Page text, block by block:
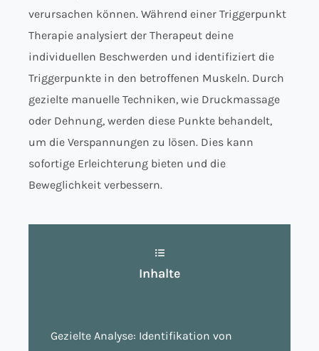
verursachen können. Während einer Triggerpunkt
Therapie analysiert der Therapeut deine
individuellen Beschwerden und identifiziert die
Triggerpunkte in den betroffenen Muskeln. Durch
gezielte manuelle Techniken, wie Druckmassage
oder Dehnung, werden diese Punkte behandelt,
um die Verspannungen zu lösen. Dies kann
sofortige Erleichterung bieten und die
Beweglichkeit verbessern.
Inhalte
Gezielte Analyse: Identifikation von